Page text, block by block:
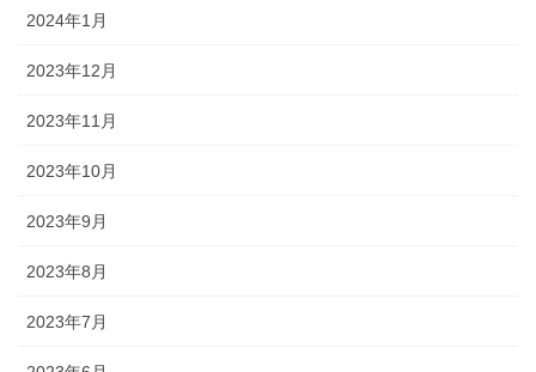
2024年1月
2023年12月
2023年11月
2023年10月
2023年9月
2023年8月
2023年7月